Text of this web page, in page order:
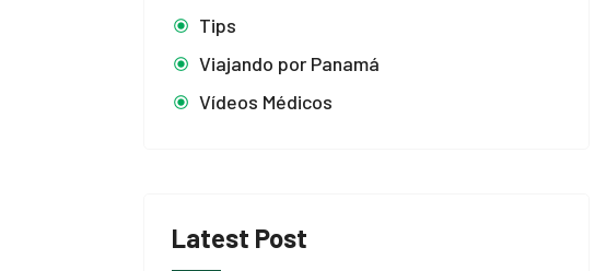
Tips
Viajando por Panamá
Vídeos Médicos
Latest Post